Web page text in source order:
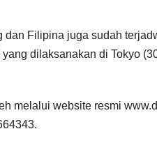
Filipina juga sudah
dilaksanakan di Tokyo
melalui website resmi